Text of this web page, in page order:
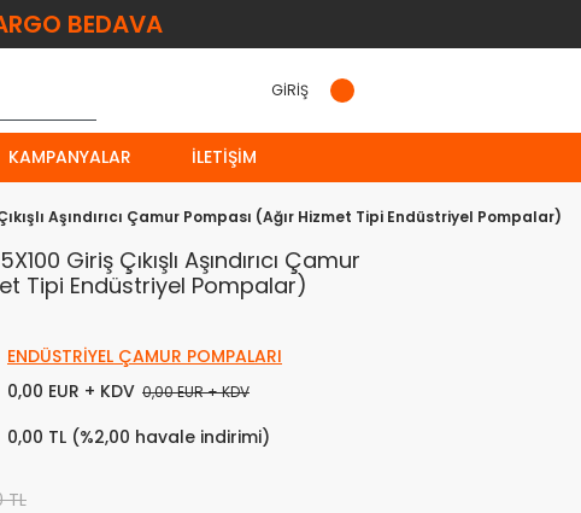
BEDAVA
GİRİŞ
KAMPANYALAR İLETIŞIM
Aşındırıcı Çamur Pompası (Ağır Hizmet Tipi Endüstriyel Pompalar)
Giriş Çıkışlı Aşındırıcı Çamur
Tipi Endüstriyel Pompalar)
ENDÜSTRİYEL ÇAMUR POMPALARI
0,00 EUR + KDV 0,00 EUR + KDV
0,00 TL (%2,00 havale indirimi)
TL